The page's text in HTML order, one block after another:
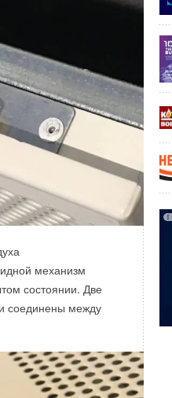
механизм
состоянии. Две
соединены между